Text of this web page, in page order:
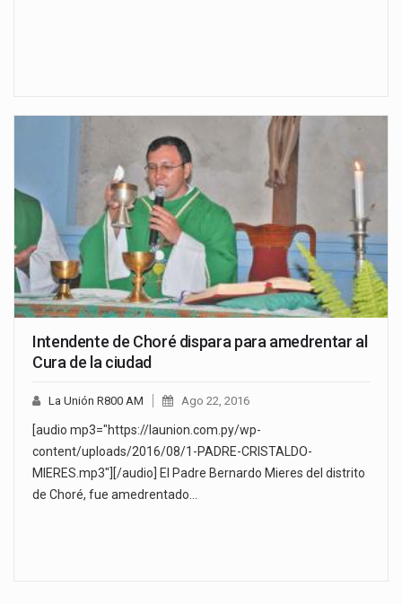
Intendente de Choré dispara para amedrentar al
Cura de la ciudad
La Unión R800 AM Ago 22, 2016
[audio mp3="https://launion.com.py/wp-
content/uploads/2016/08/1-PADRE-CRISTALDO-
MIERES.mp3"][/audio] El Padre Bernardo Mieres del distrito
de Choré, fue amedrentado…